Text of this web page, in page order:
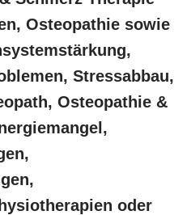
Osteopathie sowie
Stressabbau,
Osteopathie &
oder